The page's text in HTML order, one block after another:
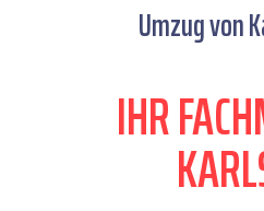
Umzug von
IHR